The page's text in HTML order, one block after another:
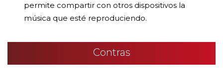
permite compartir con otros dispositivos la
música que esté reproduciendo.
Contras